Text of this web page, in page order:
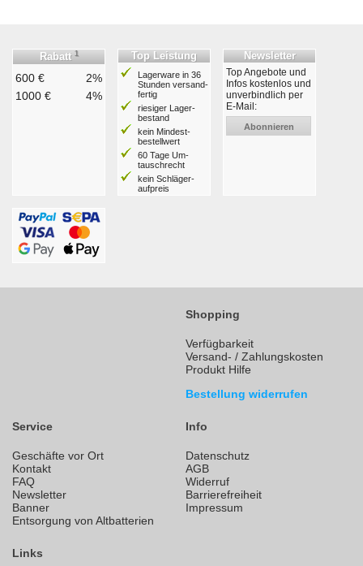
Rabatt 1
600 €
2%
1000 €
4%
Top Leistung
Lagerware in 36
Stunden ver­sand­
fertig
riesiger Lager­
bestand
kein Mindest­
bestell­wert
60 Tage Um­
tausch­recht
kein Schläger­
aufpreis
Newsletter
Top Angebote und
Infos kostenlos und
unverbindlich per
E-Mail:
Abonnieren
Shopping
Verfügbarkeit
Versand- / Zahlungskosten
Produkt Hilfe
Bestellung widerrufen
Service
Geschäfte vor Ort
Kontakt
FAQ
Newsletter
Banner
Entsorgung von Altbatterien
Info
Datenschutz
AGB
Widerruf
Barrierefreiheit
Impressum
Links